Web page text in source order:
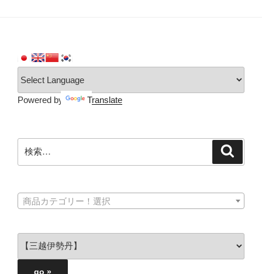
Powered by Translate
検
索:
商品カテゴリー！選択